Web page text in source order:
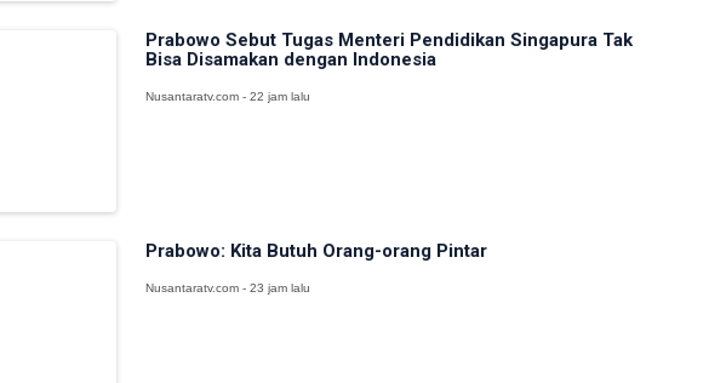
Prabowo Sebut Tugas Menteri Pendidikan Singapura Tak
Bisa Disamakan dengan Indonesia
Nusantaratv.com - 22 jam lalu
Prabowo: Kita Butuh Orang-orang Pintar
Nusantaratv.com - 23 jam lalu